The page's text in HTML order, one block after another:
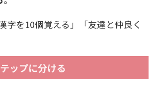
字を10個覚える」「友達と仲良く
ップに分ける